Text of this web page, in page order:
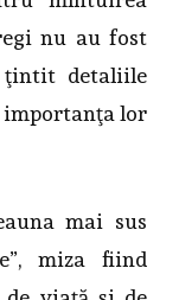
nu au fost
ţintit detaliile
importanţa lor
mai sus
miza fiind